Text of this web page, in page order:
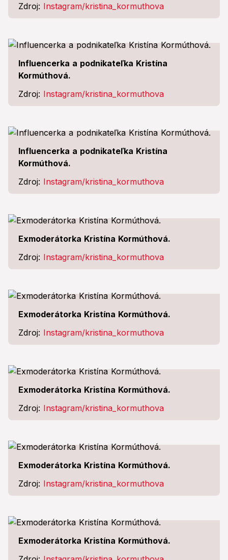
Zdroj: Instagram/kristina_kormuthova
Influencerka a podnikateľka Kristína
Kormúthová.
Zdroj: Instagram/kristina_kormuthova
Influencerka a podnikateľka Kristína
Kormúthová.
Zdroj: Instagram/kristina_kormuthova
Exmoderátorka Kristína Kormúthová.
Zdroj: Instagram/kristina_kormuthova
Exmoderátorka Kristína Kormúthová.
Zdroj: Instagram/kristina_kormuthova
Exmoderátorka Kristína Kormúthová.
Zdroj: Instagram/kristina_kormuthova
Exmoderátorka Kristína Kormúthová.
Zdroj: Instagram/kristina_kormuthova
Exmoderátorka Kristína Kormúthová.